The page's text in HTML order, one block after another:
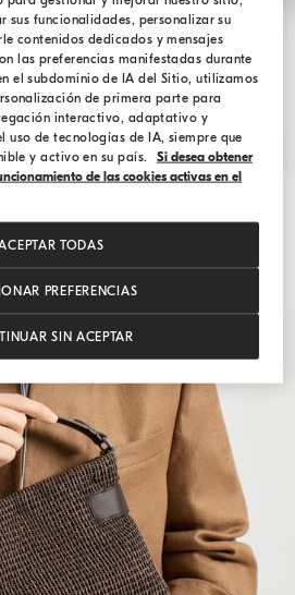
sus funcionalidades, personalizar su
contenidos dedicados y mensajes
las preferencias manifestadas durante
el subdominio de IA del Sitio, utilizamos
de primera parte para
interactivo, adaptativo y
uso de tecnologías de IA, siempre que
y activo en su país.
Si desea obtener
de las cookies activas en el
PREFERENCIAS
SIN ACEPTAR
TODAS